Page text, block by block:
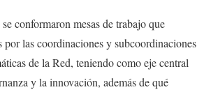
conformaron mesas de trabajo que
por las coordinaciones y subcoordinaciones
de la Red, teniendo como eje central
y la innovación, además de qué